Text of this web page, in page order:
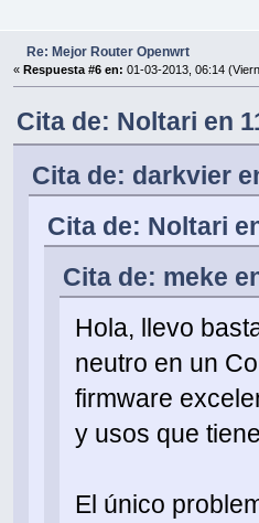
Re: Mejor Router Openwrt
« Respuesta #6 en: 01-03-2013, 06:14
Cita de: Noltari en
Cita de: darkvier
Cita de: Noltari
Cita de: meke
Hola, llevo
neutro en un
firmware
y usos que
El único